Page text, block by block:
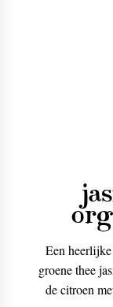
Een
groene thee
de citroen